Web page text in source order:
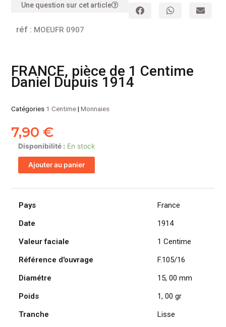
Une question sur cet article
réf : MOEUFR 0907
FRANCE, pièce de 1 Centime
Daniel Dupuis 1914
Catégories 1 Centime|Monnaies
7,90€
Disponibilité : En stock
quantité
de
FRANCE,
de
Daniel
1914
Ajouter au panier
Pays
France
Date
1914
Valeur faciale
1 Centime
Référence d'ouvrage
F.105/16
Diamétre
15, 00 mm
Poids
1, 00 gr
Tranche
Lisse